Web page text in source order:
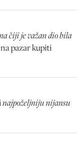
čiji je važan dio bila
pazar kupiti
najpoželjniju nijansu